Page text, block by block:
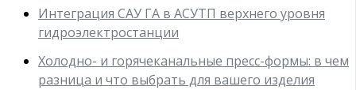
Интеграция САУ ГА в АСУТП верхнего уровня
гидроэлектростанции
Холодно- и горячеканальные пресс-формы: в чем
разница и что выбрать для вашего изделия